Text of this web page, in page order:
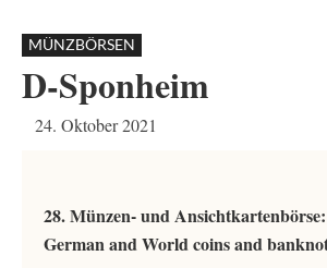
MÜNZBÖRSEN
D-Sponheim
24. Oktober 2021
28. Münzen- und
German and World coins and